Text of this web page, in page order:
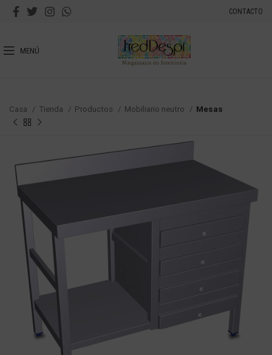
CONTACTO
MENÚ
Casa Tienda Productos Mobiliario neutro Mesas